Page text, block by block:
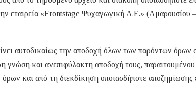
εταιρεία «Frontstage Ψυχαγωγική Α.Ε.» (Αμαρουσίου
αυτοδικαίως την αποδοχή όλων των παρόντων όρων
γνώση και ανεπιφύλακτη αποδοχή τους,
και από τη διεκδίκηση οποιασδήποτε αποζημίωσης